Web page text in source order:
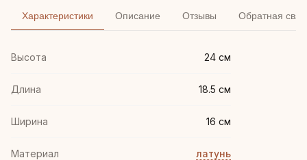
Характеристики Описание Отзывы Обратная
Высота 24 см
Длина 18.5 см
Ширина 16 см
Материал латунь